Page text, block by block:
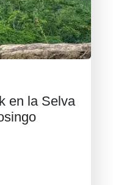
en la Selva